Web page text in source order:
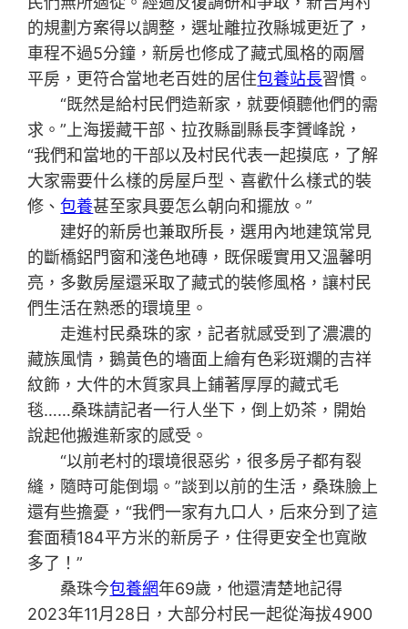
的規劃方案得以調整，選址離拉孜縣城更近了，
車程不過5分鐘，新房也修成了藏式風格的兩層
平房，更符合當地老百姓的居住包養站長習慣。
“既然是給村民們造新家，就要傾聽他們的需
求。”上海援藏干部、拉孜縣副縣長李贇峰說，
“我們和當地的干部以及村民代表一起摸底，了解
大家需要什么樣的房屋戶型、喜歡什么樣式的裝
修、包養甚至家具要怎么朝向和擺放。”
建好的新房也兼取所長，選用內地建筑常見
的斷橋鋁門窗和淺色地磚，既保暖實用又溫馨明
亮，多數房屋還采取了藏式的裝修風格，讓村民
們生活在熟悉的環境里。
走進村民桑珠的家，記者就感受到了濃濃的
藏族風情，鵝黃色的墻面上繪有色彩斑斕的吉祥
紋飾，大件的木質家具上鋪著厚厚的藏式毛
毯……桑珠請記者一行人坐下，倒上奶茶，開始
說起他搬進新家的感受。
“以前老村的環境很惡劣，很多房子都有裂
縫，隨時可能倒塌。”談到以前的生活，桑珠臉上
還有些擔憂，“我們一家有九口人，后來分到了這
套面積184平方米的新房子，住得更安全也寬敞
多了！”
桑珠今包養網年69歲，他還清楚地記得
2023年11月28日，大部分村民一起從海拔4900